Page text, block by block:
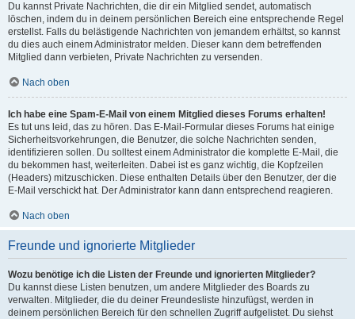
Du kannst Private Nachrichten, die dir ein Mitglied sendet, automatisch
löschen, indem du in deinem persönlichen Bereich eine entsprechende Regel
erstellst. Falls du belästigende Nachrichten von jemandem erhältst, so kannst
du dies auch einem Administrator melden. Dieser kann dem betreffenden
Mitglied dann verbieten, Private Nachrichten zu versenden.
Nach oben
Ich habe eine Spam-E-Mail von einem Mitglied dieses Forums erhalten!
Es tut uns leid, das zu hören. Das E-Mail-Formular dieses Forums hat einige
Sicherheitsvorkehrungen, die Benutzer, die solche Nachrichten senden,
identifizieren sollen. Du solltest einem Administrator die komplette E-Mail, die
du bekommen hast, weiterleiten. Dabei ist es ganz wichtig, die Kopfzeilen
(Headers) mitzuschicken. Diese enthalten Details über den Benutzer, der die
E-Mail verschickt hat. Der Administrator kann dann entsprechend reagieren.
Nach oben
Freunde und ignorierte Mitglieder
Wozu benötige ich die Listen der Freunde und ignorierten Mitglieder?
Du kannst diese Listen benutzen, um andere Mitglieder des Boards zu
verwalten. Mitglieder, die du deiner Freundesliste hinzufügst, werden in
deinem persönlichen Bereich für den schnellen Zugriff aufgelistet. Du siehst